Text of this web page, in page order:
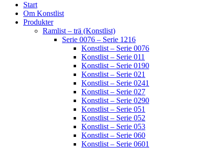
Start
Om Konstlist
Produkter
Ramlist – trä (Konstlist)
Serie 0076 – Serie 1216
Konstlist – Serie 0076
Konstlist – Serie 011
Konstlist – Serie 0190
Konstlist – Serie 021
Konstlist – Serie 0241
Konstlist – Serie 027
Konstlist – Serie 0290
Konstlist – Serie 051
Konstlist – Serie 052
Konstlist – Serie 053
Konstlist – Serie 060
Konstlist – Serie 0601